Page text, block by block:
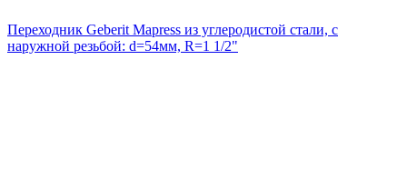
Переходник Geberit Mapress из углеродистой стали, с
наружной резьбой: d=54мм, R=1 1/2"